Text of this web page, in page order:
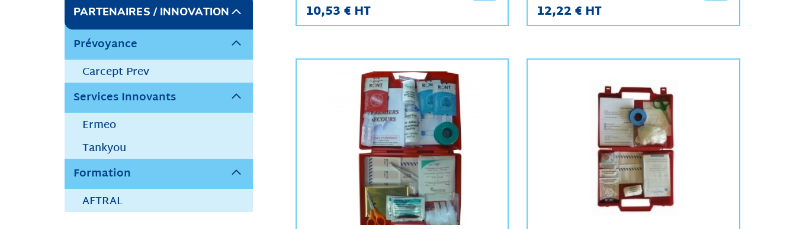
PARTENAIRES / INNOVATION
Prévoyance
Carcept Prev
Services Innovants
Ermeo
Tankyou
Formation
AFTRAL
10,53 € HT 12,22 € HT